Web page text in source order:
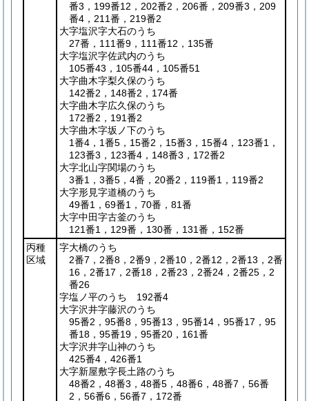
番3，199番12，202番2，206番，209番3，209
番4，211番，219番2
大字塩沢字大石のうち
27番，111番9，111番12，135番
大字塩沢字佐武内のうち
105番43，105番44，105番51
大字曲木字梨久保のうち
142番2，148番2，174番
大字曲木字広久保のうち
172番2，191番2
大字曲木字坂ノ下のうち
1番4，1番5，15番2，15番3，15番4，123番1，
123番3，123番4，148番3，172番2
大字北山字関場のうち
3番1，3番5，4番，20番2，119番1，119番2
大字形見字道橋のうち
49番1，69番1，70番，81番
大字中田字古釜のうち
121番1，129番，130番，131番，152番
丙種
区域
字大橋のうち
2番7，2番8，2番9，2番10，2番12，2番13，2番
16，2番17，2番18，2番23，2番24，2番25，2
番26
字塩ノ平のうち 192番4
大字沢井字藤沢のうち
95番2，95番8，95番13，95番14，95番17，95
番18，95番19，95番20，161番
大字沢井字山神のうち
425番4，426番1
大字新屋敷字長土路のうち
48番2，48番3，48番5，48番6，48番7，56番
2，56番6，56番7，172番